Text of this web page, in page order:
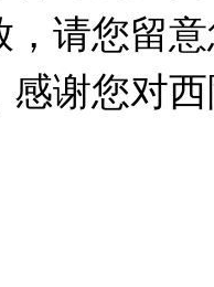
，请您留
感谢您对